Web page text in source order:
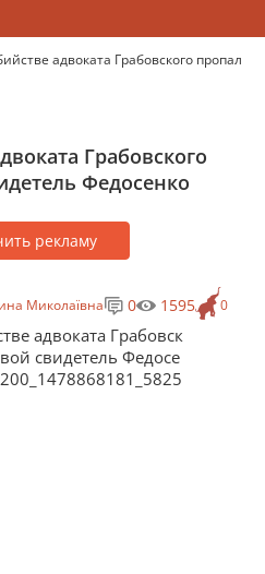
адвоката Грабовского пропал
Грабовского
Федосенко
рекламу
Миколаївна 0
0 1595